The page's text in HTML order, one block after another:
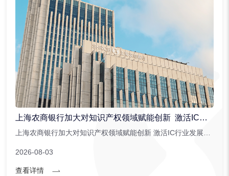
上海农商银行加大对知识产权领域赋能创新 激活IC行业发展潜能
2026-08-03
查看详情